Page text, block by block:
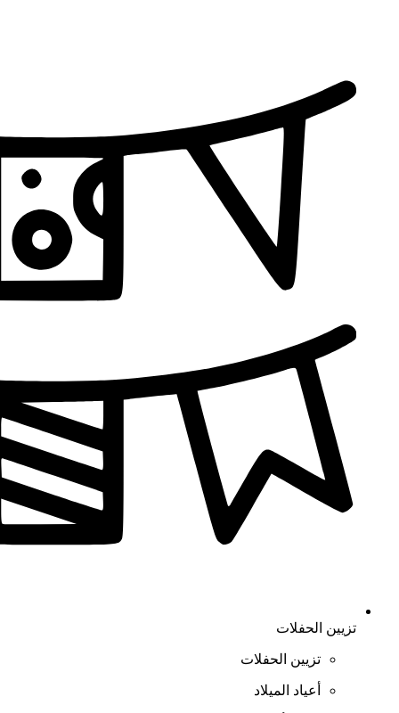
تزيين الحفلات
تزيين الحفلات
أعياد الميلاد